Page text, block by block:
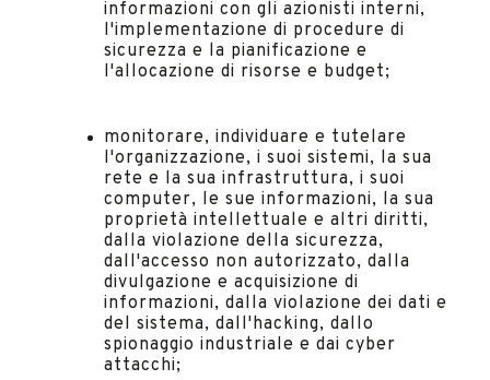
informazioni con gli azionisti interni,
l'implementazione di procedure di
sicurezza e la pianificazione e
l'allocazione di risorse e budget;
monitorare, individuare e tutelare
l'organizzazione, i suoi sistemi, la sua
rete e la sua infrastruttura, i suoi
computer, le sue informazioni, la sua
proprietà intellettuale e altri diritti,
dalla violazione della sicurezza,
dall'accesso non autorizzato, dalla
divulgazione e acquisizione di
informazioni, dalla violazione dei dati e
del sistema, dall'hacking, dallo
spionaggio industriale e dai cyber
attacchi;